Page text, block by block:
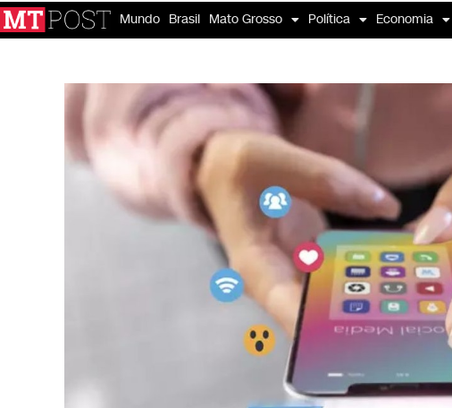
Mundo Brasil Mato Grosso Política Economia